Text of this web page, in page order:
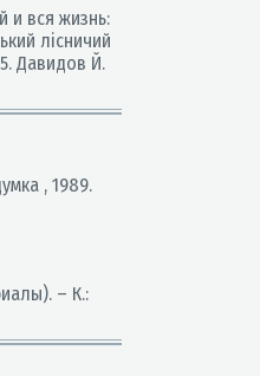
и вся жизнь:
лісничий
Давидов Й.
, 1989.
– К.: